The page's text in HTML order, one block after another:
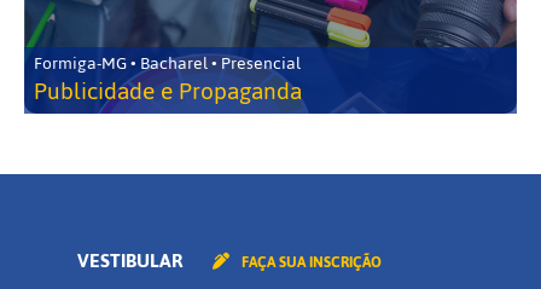
Formiga-MG • Bacharel • Presencial
Publicidade e Propaganda
VESTIBULAR FAÇA SUA INSCRIÇÃO